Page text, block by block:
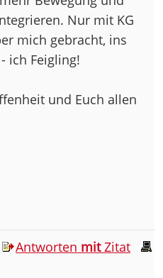
Nur mit KG
mich gebracht, ins
ich Feigling!
und Euch allen
Antworten mitZitat